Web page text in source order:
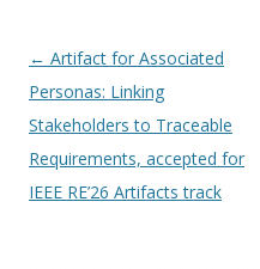
投稿ナビゲーション
← Artifact for Associated
Personas: Linking
Stakeholders to Traceable
Requirements, accepted for
IEEE RE’26 Artifacts track